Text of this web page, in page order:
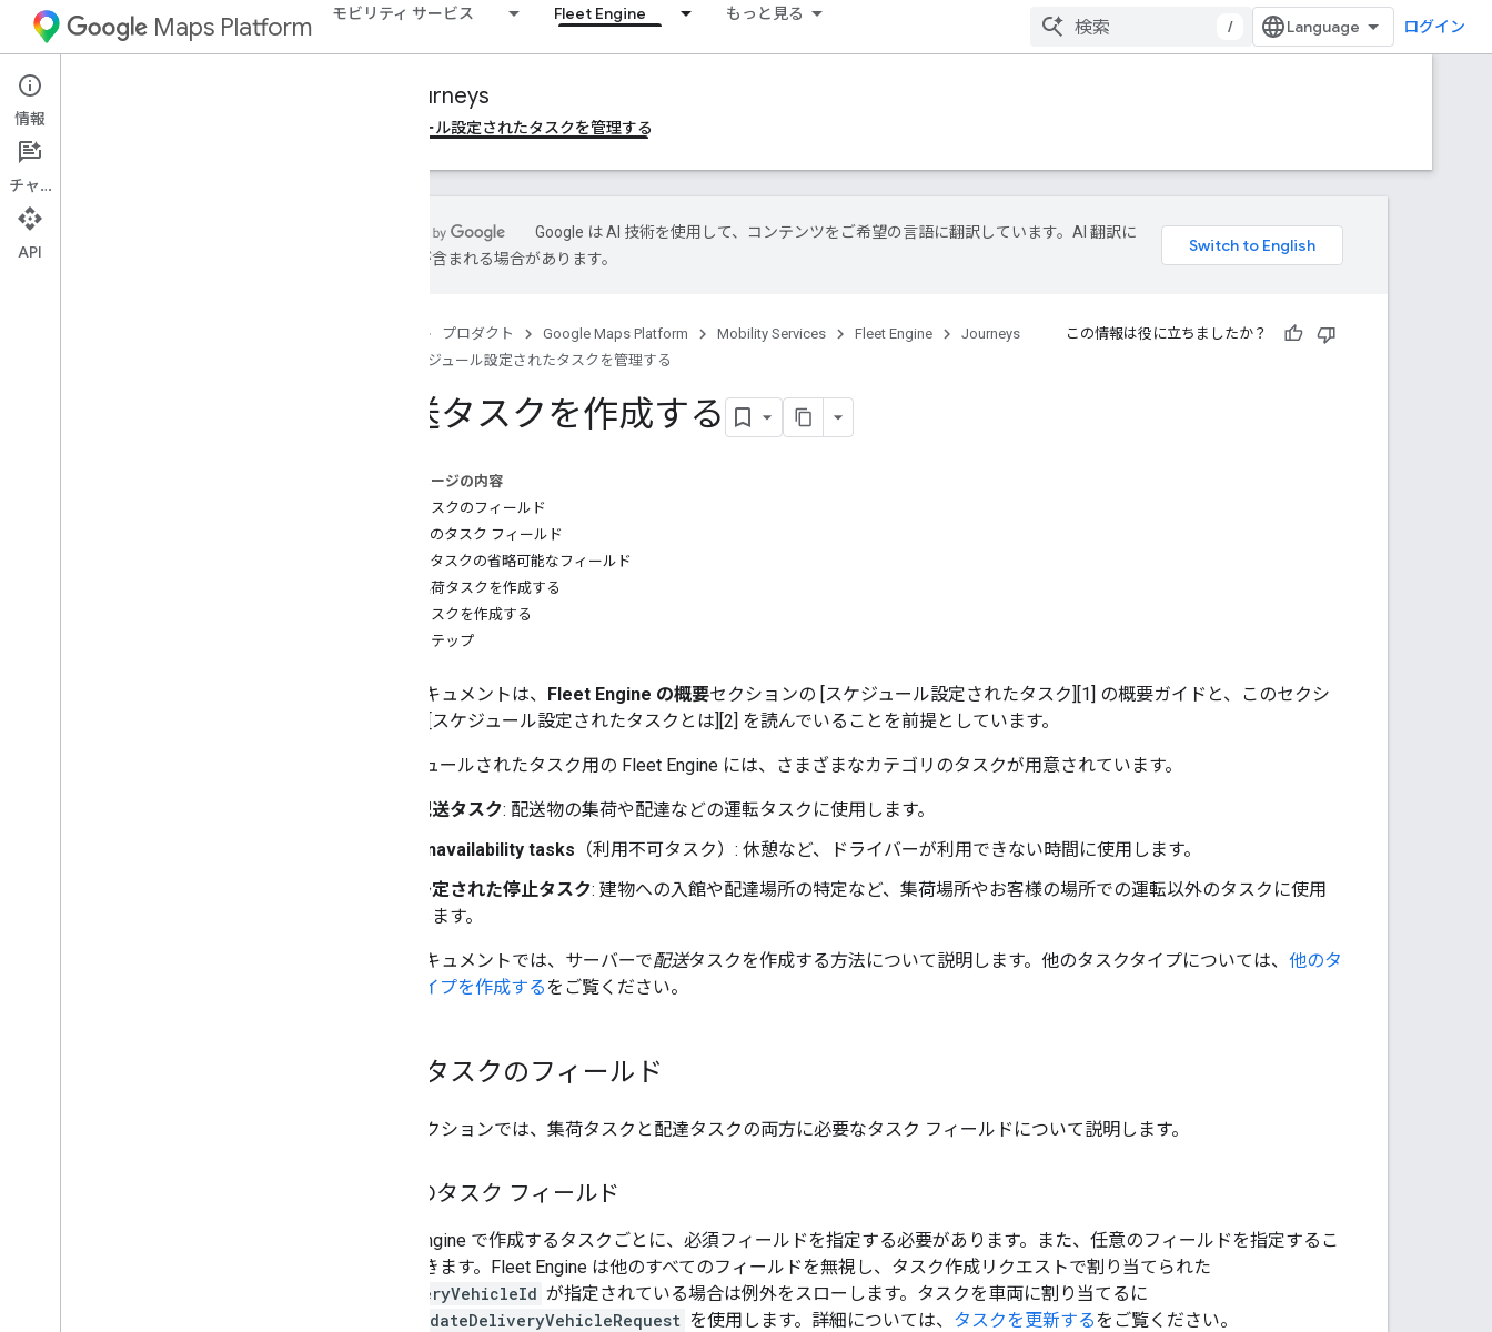
Maps Platform モビリティ サービス Fleet Engine もっと見る
/ ログイン
Mobility Services Journeys
概要 スケジュール設定されたタスクを管理する
Google は AI 技術を使用して、コンテンツをご希望の言語に翻訳しています。AI 翻訳に
は誤りが含まれる場合があります。
プロダクト Google Maps Platform Mobility Services Fleet Engine
Journeys
スケジュール設定されたタスクを管理する
この情報は役に立ちましたか？
配送タスクを作成する
このページの内容
配送タスクのフィールド
必須のタスク フィールド
配送タスクの省略可能なフィールド
配送集荷タスクを作成する
配送タスクを作成する
次のステップ
このドキュメントは、 Fleet Engine の概要セクションの [スケジュール設定されたタスク][1] の概要ガイドと、このセクシ
ョンの [スケジュール設定されたタスクとは][2] を読んでいることを前提としています。
スケジュールされたタスク用の Fleet Engine には、さまざまなカテゴリのタスクが用意されています。
配送タスク: 配送物の集荷や配達などの運転タスクに使用します。
Unavailability tasks （利用不可タスク）: 休憩など、ドライバーが利用できない時間に使用します。
予定された停止タスク: 建物への入館や配達場所の特定など、集荷場所やお客様の場所での運転以外のタスクに使用
します。
このドキュメントでは、サーバーで配送タスクを作成する方法について説明します。他のタスクタイプについては、 他のタ
スクタイプを作成するをご覧ください。
配送タスクのフィールド
このセクションでは、集荷タスクと配達タスクの両方に必要なタスク フィールドについて説明します。
必須のタスク フィールド
Fleet Engine で作成するタスクごとに、必須フィールドを指定する必要があります。また、任意のフィールドを指定するこ
ともできます。Fleet Engine は他のすべてのフィールドを無視し、タスク作成リクエストで割り当てられた
deliveryVehicleId が指定されている場合は例外をスローします。タスクを車両に割り当てるに
UpdateDeliveryVehicleRequest を使用します。詳細については、 タスクを更新するをご覧ください。
情報
チャット
API